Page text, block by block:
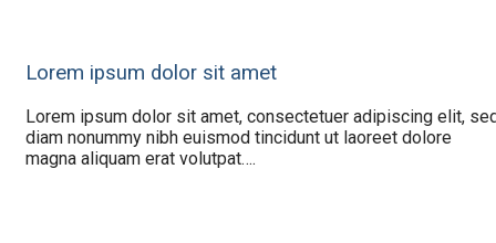
Lorem ipsum dolor sit amet
Lorem ipsum dolor sit amet, consectetuer adipiscing elit,
diam nonummy nibh euismod tincidunt ut laoreet dolore
magna aliquam erat volutpat….